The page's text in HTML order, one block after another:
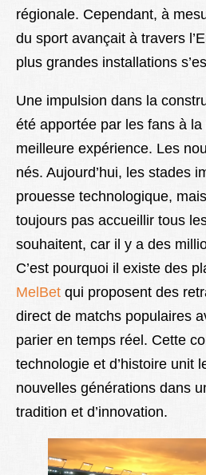
régionale. Cependant, à
du sport avançait à travers
plus grandes installations
Une impulsion dans la
été apportée par les fans à la
meilleure expérience. Les
nés. Aujourd’hui, les stades
prouesse technologique,
toujours pas accueillir tous
souhaitent, car il y a des
C’est pourquoi il existe des
MelBet qui proposent des
direct de matchs populaires
parier en temps réel. Cette
technologie et d’histoire unit
nouvelles générations dans
tradition et d’innovation.